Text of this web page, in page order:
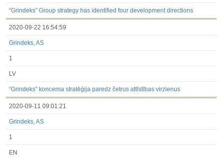
“Grindeks” Group strategy has identified four development directions
2020-09-22 16:54:59
Grindeks, AS
1
LV
“Grindeks” koncerna stratēģija paredz četrus attīstības virzienus
2020-09-11 09:01:21
Grindeks, AS
1
EN